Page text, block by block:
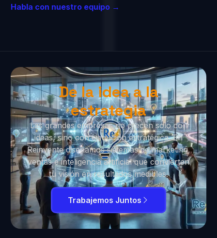
Habla con nuestro equipo →
De la idea a la
estrategia
Las grandes empresas no crecen solo con
ideas, sino con ejecución estratégica. En
Reinvente diseñamos sistemas de marketing,
ventas e inteligencia artificial que convierten
tu visión en resultados medibles.
Trabajemos Juntos